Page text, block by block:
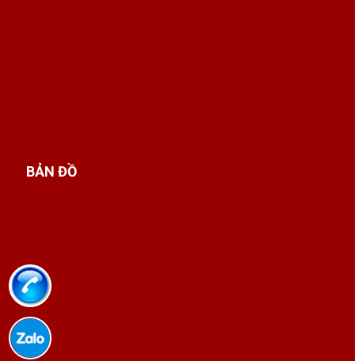
Đối tượng nên theo học ngành
Chăm sóc sắc đẹp
Ngành Chăm sóc sắc đẹp phù hợp với khá
nhiều kiểu người, chứ không phải chỉ dành cho
BẢN ĐỒ